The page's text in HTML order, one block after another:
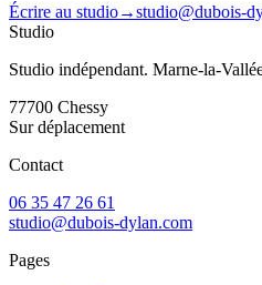
Écrire au studio→studio@dubois-
Studio
Studio indépendant. Marne-la-
77700 Chessy
Sur déplacement
Contact
06 35 47 26 61
studio@dubois-dylan.com
Pages